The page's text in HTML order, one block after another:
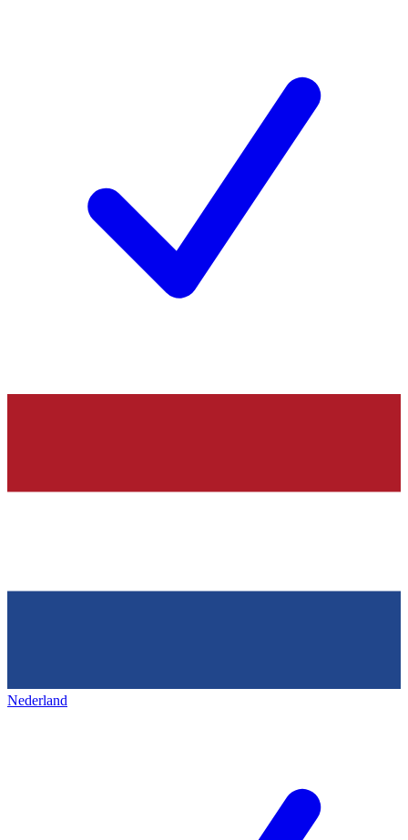
Nederland